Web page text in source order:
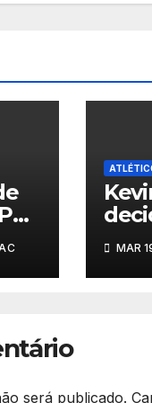
MAR
será publicado.